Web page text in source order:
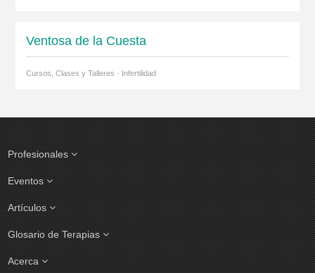
Ventosa de la Cuesta
Cursos, Clases y Talleres · Infertilidad
Profesionales
Eventos
Artículos
Glosario de Terapias
Acerca